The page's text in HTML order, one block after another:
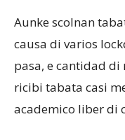
Aunke scolnan
causa di varios
pasa, e cantidad
ricibi tabata casi
academico liber di